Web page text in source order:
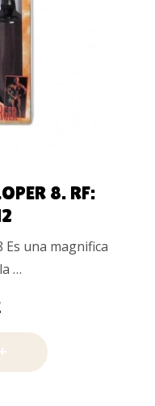
8. RF:
Es una magnifica
…